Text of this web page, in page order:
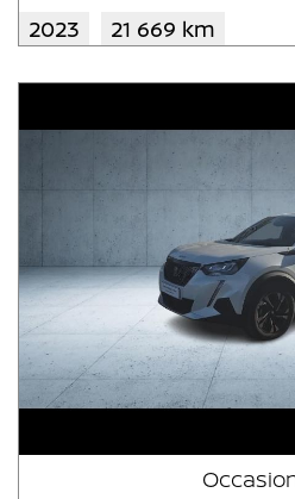
2023
21 669 km